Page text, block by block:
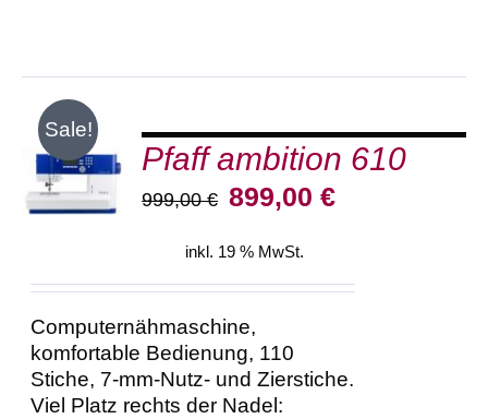
Sale!
IN DEN
WARENKORB
/
Pfaff ambition 610
999,00€ Ursprünglicher
war:
899,00€Aktueller
inkl. 19 % MwSt.
Computernähmaschine,
komfortable Bedienung, 110
Stiche, 7-mm-Nutz- und Zierstiche.
Viel Platz rechts der Nadel: